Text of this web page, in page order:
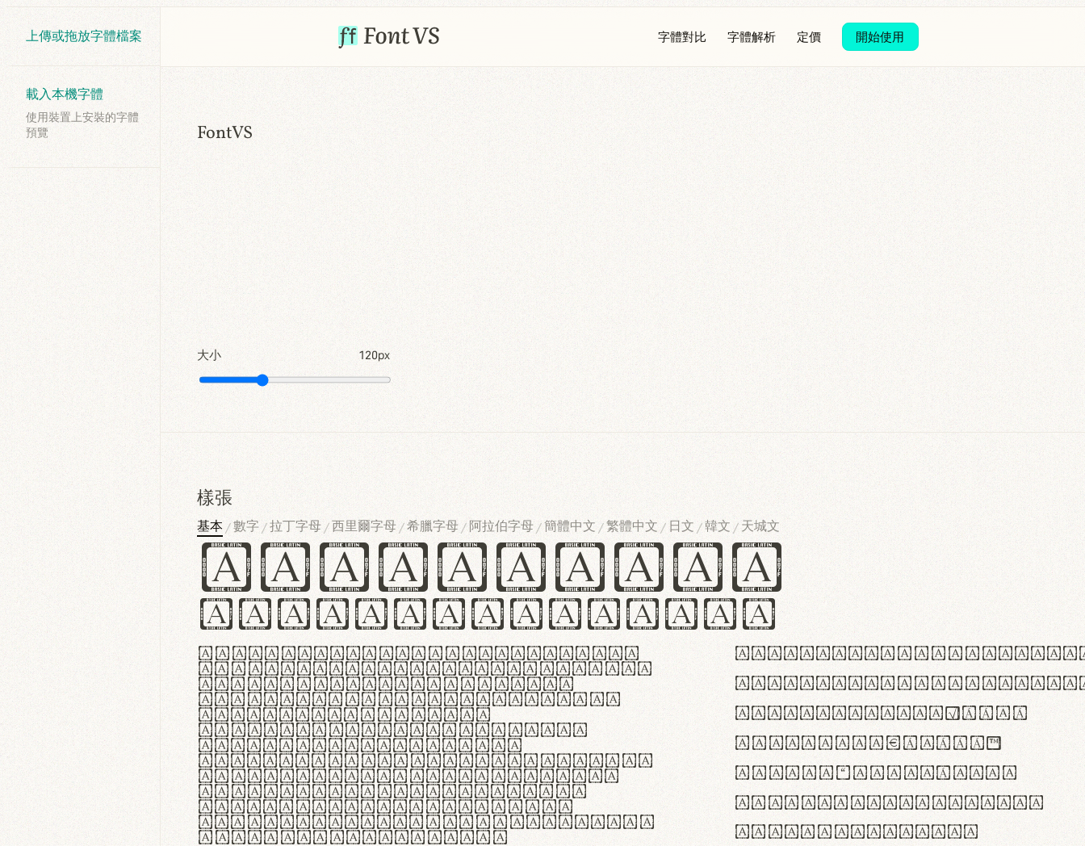
上傳或拖放字體檔案
載入本機字體
使用裝置上安裝的字體
預覽
字體對比 字體解析 定價 開始使用
FontVS
大小 120px
樣張
基本 /數字 /拉丁字母 /西里爾字母 /希臘字母 / 阿拉伯字母 /簡體中文 /繁體中文 / 日文 /韓文 / 天城文
Handgloves
Hamburgefontsiv
Lorem ipsum dolor sit amet,
consectetur adipiscing elit.
Handgloves ergonomia et
proteccio manus praestant,
texturae molles et
flexibilitas singulares.
Suspendisse potenti.
Vestibulum ante ipsum primis
in faucibus orci luctus et
ultrices posuere cubilia
curae; Praesent commodo
hendrerit diam, non vehicula
justo interdum vel.
#0123456789%+−×÷=±
<>()[]{}|€£$¥©®™
,.!?:;…~^*'"°&@/\
rn m cl d cj g vv w
Il1 Oo0 dbqp 8B